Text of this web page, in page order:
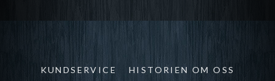
KUNDSERVICE HISTORIEN OM OSS